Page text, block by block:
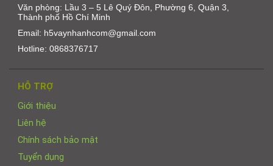
Văn phòng: Lầu 3 – 5 Lê Quý Đôn, Phường 6, Quận 3,
Thành phố Hồ Chí Minh
Email: h5vaynhanhcom@gmail.com
Hotline: 0868376717
HỖ TRỢ
Giới thiệu
Liên hệ
Chính sách bảo mật
Tuyển dụng